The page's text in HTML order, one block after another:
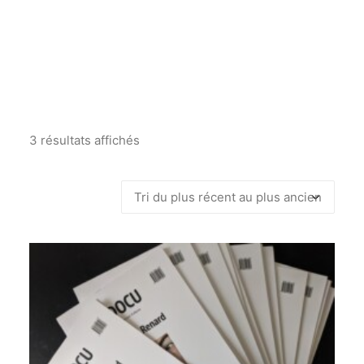
3 résultats affichés
récent
plus
ancien